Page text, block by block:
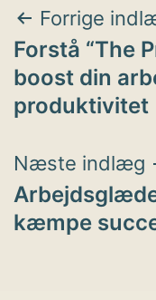
Forrige
Forstå “The
boost din
produktivitet
Næste indlæg
kæmpe